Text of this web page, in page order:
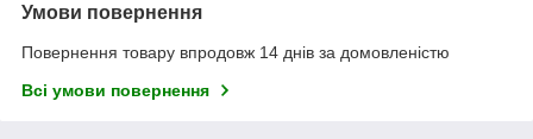
Умови повернення
Повернення товару впродовж 14 днів за домовленістю
Всі умови повернення